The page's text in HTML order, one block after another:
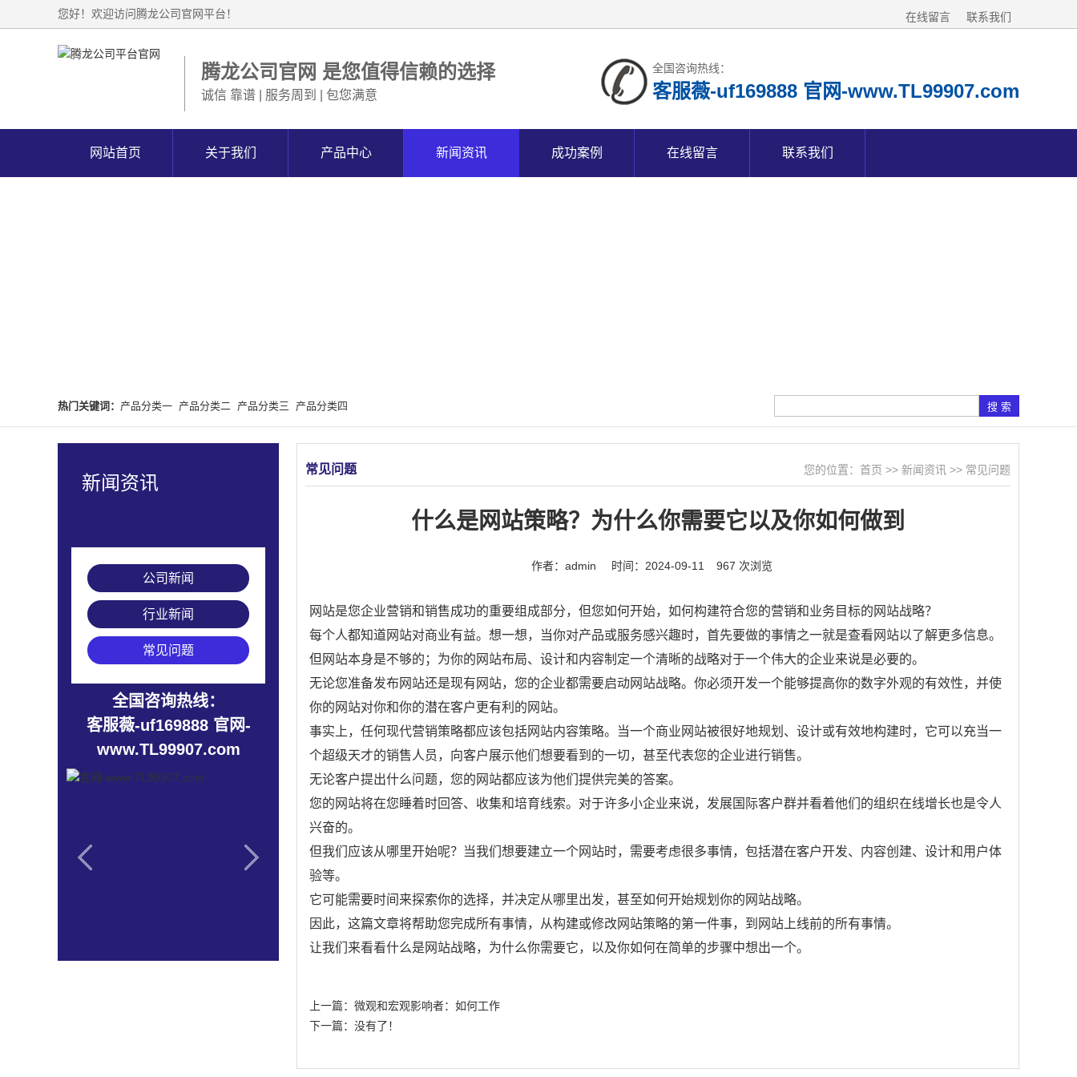
您好！欢迎访问腾龙公司官网平台！ 在线留言 联系我们
腾龙公司官网 是您值得信赖的选择
诚信 靠谱 | 服务周到 | 包您满意
全国咨询热线：
客服薇-uf169888 官网-www.TL99907.com
网站首页 关于我们 产品中心 新闻资讯 成功案例 在线留言 联系我们
热门关键词： 产品分类一 产品分类二 产品分类三 产品分类四
新闻资讯
公司新闻
行业新闻
常见问题
全国咨询热线：
客服薇-uf169888 官网-
www.TL99907.com
常见问题 您的位置： 首页 >> 新闻资讯 >> 常见问题
什么是网站策略？为什么你需要它以及你如何做到
作者：admin 时间：2024-09-11 967 次浏览
网站是您企业营销和销售成功的重要组成部分，但您如何开始，如何构建符合您的营销和业务目标的网站战略？
每个人都知道网站对商业有益。想一想，当你对产品或服务感兴趣时，首先要做的事情之一就是查看网站以了解更多信息。
但网站本身是不够的；为你的网站布局、设计和内容制定一个清晰的战略对于一个伟大的企业来说是必要的。
无论您准备发布网站还是现有网站，您的企业都需要启动网站战略。你必须开发一个能够提高你的数字外观的有效性，并使
你的网站对你和你的潜在客户更有利的网站。
事实上，任何现代营销策略都应该包括网站内容策略。当一个商业网站被很好地规划、设计或有效地构建时，它可以充当一
个超级天才的销售人员，向客户展示他们想要看到的一切，甚至代表您的企业进行销售。
无论客户提出什么问题，您的网站都应该为他们提供完美的答案。
您的网站将在您睡着时回答、收集和培育线索。对于许多小企业来说，发展国际客户群并看着他们的组织在线增长也是令人
兴奋的。
但我们应该从哪里开始呢？当我们想要建立一个网站时，需要考虑很多事情，包括潜在客户开发、内容创建、设计和用户体
验等。
它可能需要时间来探索你的选择，并决定从哪里出发，甚至如何开始规划你的网站战略。
因此，这篇文章将帮助您完成所有事情，从构建或修改网站策略的第一件事，到网站上线前的所有事情。
让我们来看看什么是网站战略，为什么你需要它，以及你如何在简单的步骤中想出一个。
上一篇： 微观和宏观影响者：如何工作
下一篇：没有了！